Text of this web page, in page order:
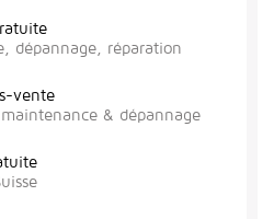
dépannage, réparation
vente
& dépannage